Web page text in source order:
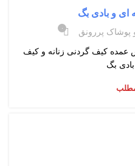
و بادی بگ
پوشاک پررونق ۰
عمده کیف گردنی زنانه و کیف
بگ
مطلب